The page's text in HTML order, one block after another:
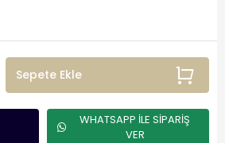
Sepete Ekle
WHATSAPP İLE SİPARİŞ
VER